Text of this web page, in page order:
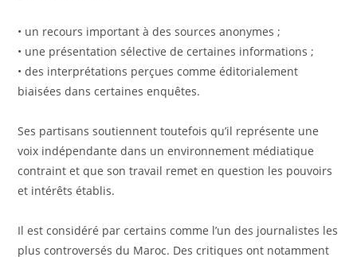
• un recours important à des sources anonymes ;
• une présentation sélective de certaines informations ;
• des interprétations perçues comme éditorialement
biaisées dans certaines enquêtes.
Ses partisans soutiennent toutefois qu’il représente une
voix indépendante dans un environnement médiatique
contraint et que son travail remet en question les pouvoirs
et intérêts établis.
Il est considéré par certains comme l’un des journalistes les
plus controversés du Maroc. Des critiques ont notamment